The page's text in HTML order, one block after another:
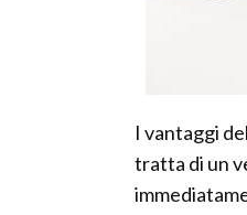
I vantaggi
tratta di un